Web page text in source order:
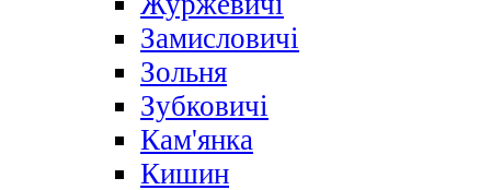
Замисловичі
Зольня
Зубковичі
Кам'янка
Кишин